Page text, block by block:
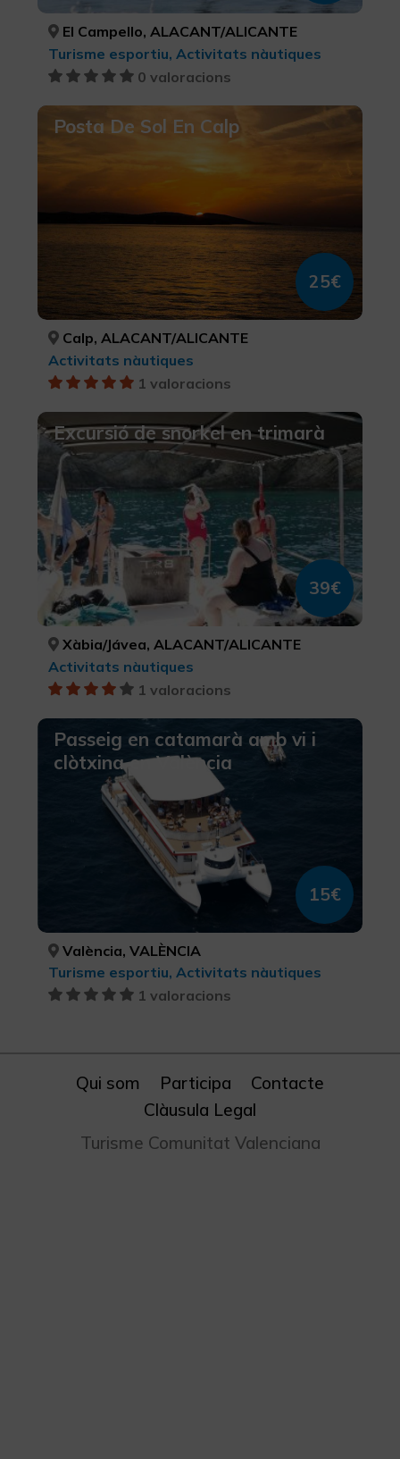
El Campello, ALACANT/ALICANTE
Turisme esportiu, Activitats nàutiques
0 valoracions
Posta De Sol En Calp
25€
Calp, ALACANT/ALICANTE
Activitats nàutiques
1 valoracions
Excursió de snorkel en trimarà
39€
Xàbia/Jávea, ALACANT/ALICANTE
Activitats nàutiques
1 valoracions
Passeig en catamarà amb vi i
clòtxina en València
15€
València, VALÈNCIA
Turisme esportiu, Activitats nàutiques
1 valoracions
Qui som Participa
Contacte
Clàusula Legal
Turisme Comunitat Valenciana